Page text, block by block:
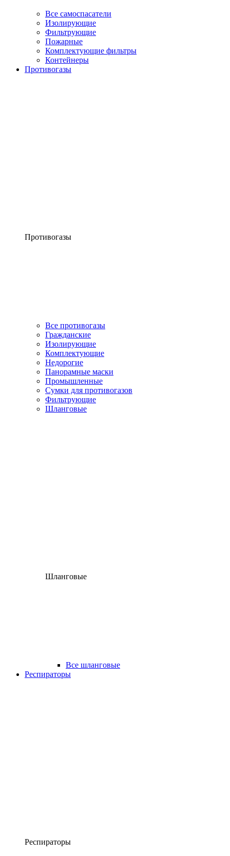
Все самоспасатели
Изолирующие
Фильтрующие
Пожарные
Комплектующие фильтры
Контейнеры
Противогазы
Противогазы
Все противогазы
Гражданские
Изолирующие
Комплектующие
Недорогие
Панорамные маски
Промышленные
Сумки для противогазов
Фильтрующие
Шланговые
Шланговые
Все шланговые
Респираторы
Респираторы